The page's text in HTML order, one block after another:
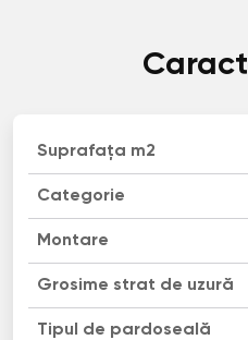
Suprafața m2
Categorie
Montare
Grosime strat de uzură
Tipul de pardoseală